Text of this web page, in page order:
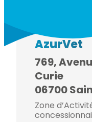
AzurVet
769,
Curie
06700
Zone